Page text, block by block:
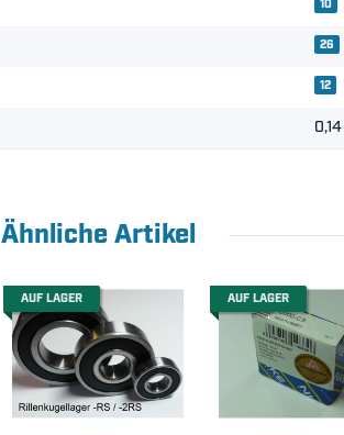
10
26
12
0,14
Ähnliche Artikel
AUF LAGER AUF LAGER